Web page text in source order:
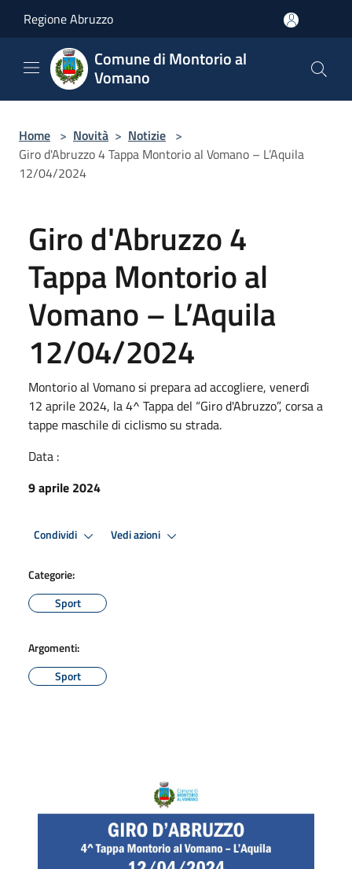
Regione Abruzzo
Comune di Montorio al
Vomano
Home > Novità > Notizie >
Giro d'Abruzzo 4 Tappa Montorio al Vomano – L’Aquila
12/04/2024
Giro d'Abruzzo 4
Tappa Montorio al
Vomano – L’Aquila
12/04/2024
Montorio al Vomano si prepara ad accogliere, venerdì
12 aprile 2024, la 4^ Tappa del “Giro d'Abruzzo”, corsa a
tappe maschile di ciclismo su strada.
Data :
9 aprile 2024
Condividi Vedi azioni
Categorie:
Sport
Argomenti:
Sport